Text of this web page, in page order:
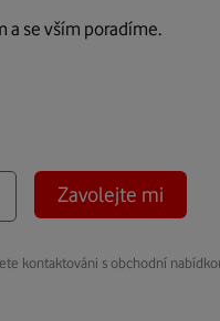
a se vším poradíme.
Zavolejte mi
kontaktováni s obchodní